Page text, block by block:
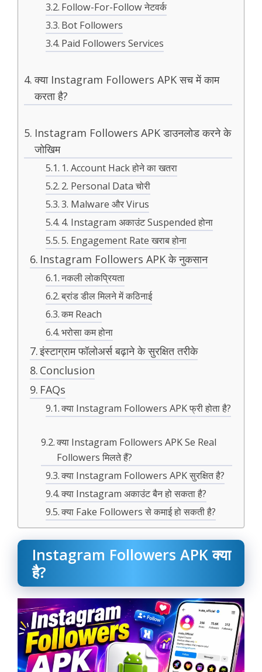
Follow-For-Follow नेटवर्क
Bot Followers
Paid Followers Services
क्या Instagram Followers APK सच में काम
करता है?
Instagram Followers APK डाउनलोड करने के
जोखिम
1. Account Hack होने का खतरा
2. Personal Data चोरी
3. Malware और Virus
4. Instagram अकाउंट Suspended होना
5. Engagement Rate खराब होना
Instagram Followers APK के नुकसान
नकली लोकप्रियता
ब्रांड डील मिलने में कठिनाई
कम Reach
भरोसा कम होना
इंस्टाग्राम फॉलोअर्स बढ़ाने के सुरक्षित तरीके
Conclusion
FAQs
क्या Instagram Followers APK फ्री होता है?
क्या Instagram Followers APK Se Real
Followers मिलते हैं?
क्या Instagram Followers APK सुरक्षित है?
क्या Instagram अकाउंट बैन हो सकता है?
क्या Fake Followers से कमाई हो सकती है?
Instagram Followers APK क्या
है?